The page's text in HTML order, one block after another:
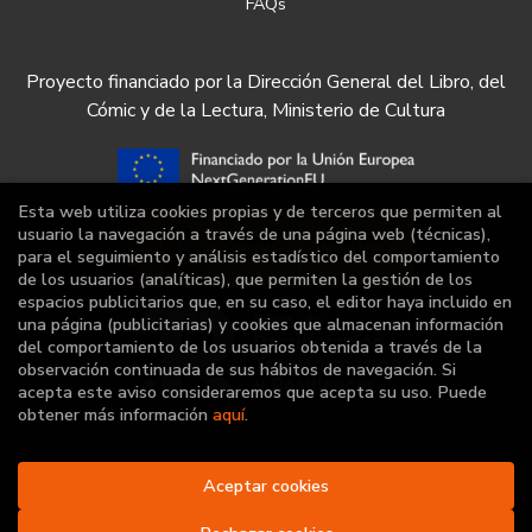
Proyecto financiado por la Dirección General del Libro, del
Cómic y de la Lectura, Ministerio de Cultura
Librería Deportiva. Todos los Derechos
Esta web utiliza cookies propias y de terceros que permiten al
usuario la navegación a través de una página web (técnicas),
para el seguimiento y análisis estadístico del comportamiento
de los usuarios (analíticas), que permiten la gestión de los
espacios publicitarios que, en su caso, el editor haya incluido en
una página (publicitarias) y cookies que almacenan información
del comportamiento de los usuarios obtenida a través de la
observación continuada de sus hábitos de navegación. Si
acepta este aviso consideraremos que acepta su uso. Puede
obtener más información aquí.
Aceptar cookies